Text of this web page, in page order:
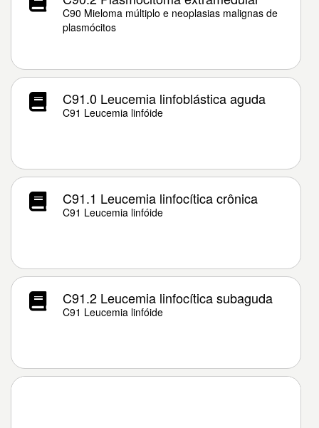
C90 Mieloma múltiplo e neoplasias malignas de
plasmócitos
C91.0 Leucemia linfoblástica aguda
C91 Leucemia linfóide
C91.1 Leucemia linfocítica crônica
C91 Leucemia linfóide
C91.2 Leucemia linfocítica subaguda
C91 Leucemia linfóide